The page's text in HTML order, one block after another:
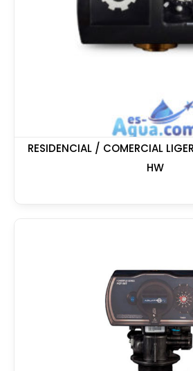
RESIDENCIAL / COMERCIAL
HW